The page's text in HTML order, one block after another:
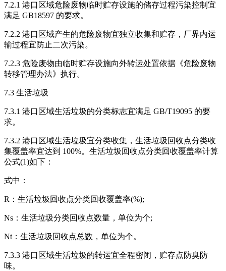
7.2.1 港口区域危险废物临时贮存设施的储存过程污染控制宜
满足 GB18597 的要求。
7.2.2 港口区域产生的危险废物宜独立收集和贮存，厂界内运
输过程宜防止二次污染。
7.2.3 危险废物由临时贮存设施向外转运处置依据《危险废物
转移管理办法》执行。
7.3 生活垃圾
7.3.1 港口区域生活垃圾的分类标志宜满足 GB/T19095 的要
求。
7.3.2 港口区域生活垃圾宜分类收集，生活垃圾回收点分类收
集覆盖率宜达到 100%。生活垃圾回收点分类回收覆盖率计算
公式(1)如下：
式中：
R：生活垃圾回收点分类回收覆盖率(%);
Ns：生活垃圾分类回收点数量，单位为个;
Nt：生活垃圾回收点总数，单位为个。
7.3.3 港口区域生活垃圾的转运宜全程密闭，贮存点防臭防
味。